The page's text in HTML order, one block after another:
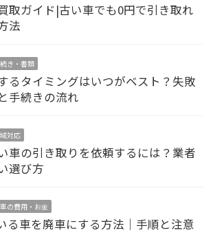
取ガイド|古い車でも0円で引き取れ
法
き・書類
るタイミングはいつがベスト？失敗
手続きの流れ
対応
車の引き取りを依頼するには？業者
選び方
の費用・お金
る車を廃車にする方法｜手順と注意